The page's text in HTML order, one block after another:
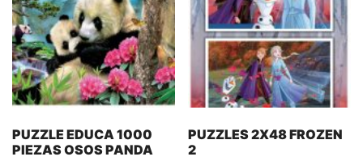
PUZZLE EDUCA 1000
PIEZAS OSOS PANDA
PUZZLES 2X48 FROZEN
2